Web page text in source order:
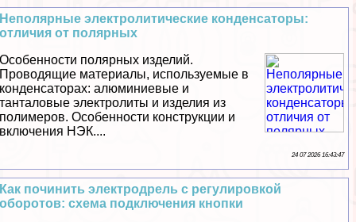
Неполярные электролитические конденсаторы:
отличия от полярных
Особенности полярных изделий.
Проводящие материалы, используемые в
конденсаторах: алюминиевые и
танталовые электролиты и изделия из
полимеров. Особенности конструкции и
включения НЭК....
24 07 2026 16:43:47
Как починить электродрель с регулировкой
оборотов: схема подключения кнопки